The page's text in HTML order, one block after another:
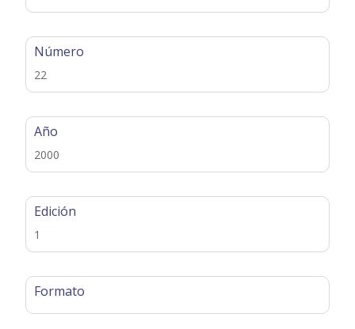
Número
22
Año
2000
Edición
1
Formato